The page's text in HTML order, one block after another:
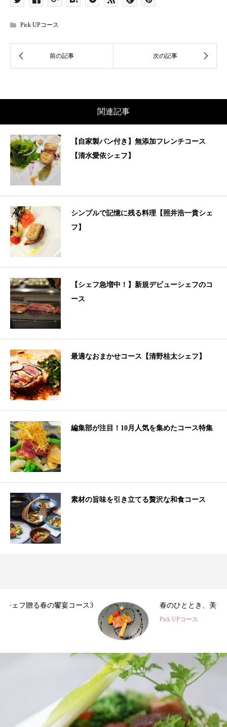
Pick UPコース
関連記事
【自家製パン付き】無添加フレンチコース
【清水愛依シェフ】
シンプルで記憶に残る料理【照井浩一貴シェ
フ】
【シェフ急増中！】新規デビューシェフのコ
ース
最適なおまかせコース【清野桂太シェフ】
編集部が注目！10月人気を集めたコース特集
素材の旨味を引き立てる贅沢な和食コース
春のひととき、美食シェフ3名の特別コース
Pick UPコース